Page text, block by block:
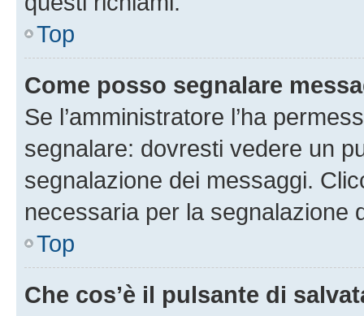
Top
Come posso segnalare
Se l’amministratore l’ha
segnalare: dovresti vedere un
segnalazione dei messaggi.
necessaria per la segnalazione
Top
Che cos’è il pulsante di